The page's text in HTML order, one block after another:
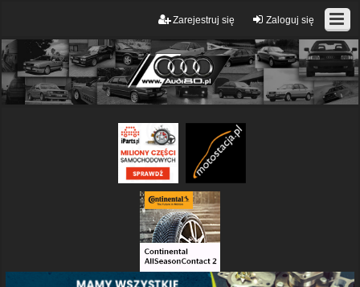
Zaloguj się
Zarejestruj się